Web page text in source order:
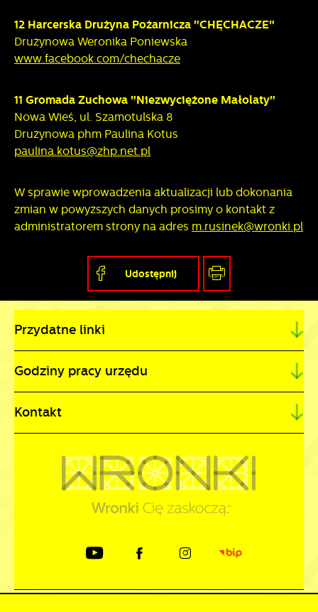
12 Harcerska Drużyna Pożarnicza "CHĘCHACZE"
Drużynowa Weronika Poniewska
www.facebook.com/chechacze
11 Gromada Zuchowa "Niezwyciężone Małolaty"
Nowa Wieś, ul. Szamotulska 8
Drużynowa phm Paulina Kotus
paulina.kotus@zhp.net.pl
W sprawie wprowadzenia aktualizacji lub dokonania
zmian w powyższych danych prosimy o kontakt z
administratorem strony na adres m.rusinek@wronki.pl
Udostępnij
Przydatne linki
Godziny pracy urzędu
Kontakt